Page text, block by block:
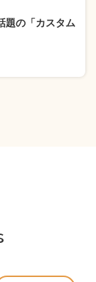
題の「カスタム